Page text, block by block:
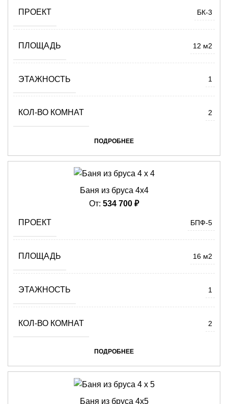
ПРОЕКТ БК-3
ПЛОЩАДЬ 12 м2
ЭТАЖНОСТЬ 1
КОЛ-ВО КОМНАТ 2
ПОДРОБНЕЕ
Баня из бруса 4х4
От: 534 700 ₽
ПРОЕКТ БПФ-5
ПЛОЩАДЬ 16 м2
ЭТАЖНОСТЬ 1
КОЛ-ВО КОМНАТ 2
ПОДРОБНЕЕ
Баня из бруса 4х5